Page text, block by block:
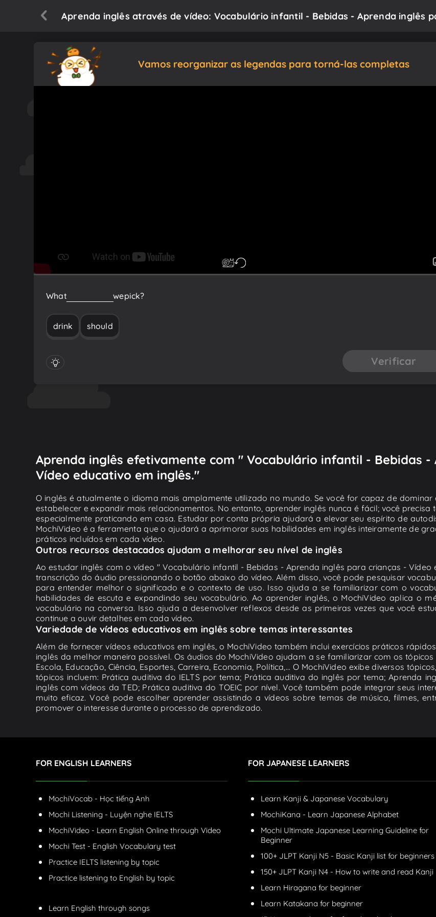
Aprenda inglês através de vídeo: Vocabulário infantil - Bebidas - Aprenda inglês
Vamos reorganizar as legendas para torná-las completas
What shouldwepick?
drink should
Verificar
Aprenda inglês efetivamente com " Vocabulário infantil - Bebidas
Vídeo educativo em inglês."
O inglês é atualmente o idioma mais amplamente utilizado no mundo. Se você for capaz de
estabelecer e expandir mais relacionamentos. No entanto, aprender inglês nunca é fácil; você
especialmente praticando em casa. Estudar por conta própria ajudará a elevar seu espírito de
MochiVideo é a ferramenta que o ajudará a aprimorar suas habilidades em inglês inteiramente de
práticos incluídos em cada vídeo.
Outros recursos destacados ajudam a melhorar seu nível de inglês
Ao estudar inglês com o vídeo " Vocabulário infantil - Bebidas - Aprenda inglês para crianças -
transcrição do áudio pressionando o botão abaixo do vídeo. Além disso, você pode pesquisar
para entender melhor o significado e o contexto de uso. Isso ajuda a se familiarizar com o
habilidades de escuta e expandindo seu vocabulário. Ao aprender inglês, o MochiVideo aplica o
vocabulário na conversa. Isso ajuda a desenvolver reflexos desde as primeiras vezes que você
continue a ouvir detalhes em cada vídeo.
Variedade de vídeos educativos em inglês sobre temas interessantes
Além de fornecer vídeos educativos em inglês, o MochiVideo também inclui exercícios práticos
inglês da melhor maneira possível. Os áudios do MochiVideo ajudam a se familiarizar com os tópicos
Escola, Educação, Ciência, Esportes, Carreira, Economia, Política,... O MochiVideo exibe diversos
tópicos incluem: Prática auditiva do IELTS por tema; Prática auditiva do inglês por tema; Aprenda
inglês com vídeos da TED; Prática auditiva do TOEIC por nível. Você também pode integrar seus
muito eficaz. Você pode escolher aprender assistindo a vídeos sobre temas de música, filmes,
promover o interesse durante o processo de aprendizado.
FOR ENGLISH LEARNERS
MochiVocab - Học tiếng Anh
Mochi Listening - Luyện nghe IELTS
MochiVideo - Learn English Online through Video
Mochi Test - English Vocabulary test
Practice IELTS listening by topic
Practice listening to English by topic
Learn English through songs
FOR JAPANESE LEARNERS
Learn Kanji & Japanese Vocabulary
MochiKana - Learn Japanese Alphabet
Mochi Ultimate Japanese Learning Guideline for
Beginner
100+ JLPT Kanji N5 - Basic Kanji list for beginners
150+ JLPT Kanji N4 - How to write and read Kanji
Learn Hiragana for beginner
Learn Katakana for beginner